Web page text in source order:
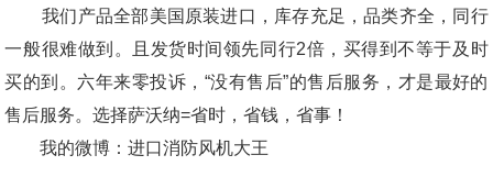
我们产品全部美国原装进口，库存充足，品类齐全，同行
一般很难做到。且发货时间领先同行2倍，买得到不等于及时
买的到。六年来零投诉，“没有售后”的售后服务，才是最好的
售后服务。选择萨沃纳=省时，省钱，省事！
我的微博：进口消防风机大王